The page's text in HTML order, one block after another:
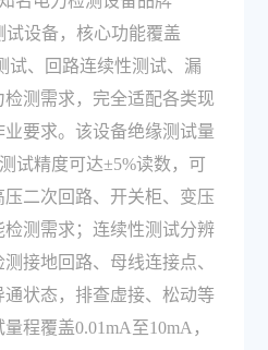
试设备，核心功能覆盖
试、回路连续性测试、漏
测需求，完全适配各类现
要求。该设备绝缘测试量
试精度可达±5%读数，可
二次回路、开关柜、变压
测需求；连续性测试分辨
接地回路、母线连接点、
状态，排查虚接、松动等
程覆盖0.01mA至10mA，